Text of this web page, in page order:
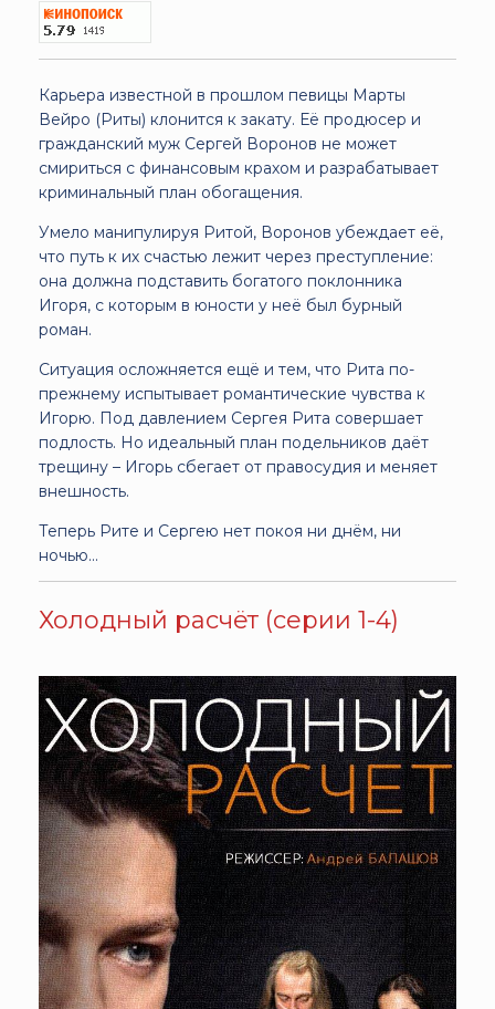
Карьера известной в прошлом певицы Марты
Вейро (Риты) клонится к закату. Её продюсер и
гражданский муж Сергей Воронов не может
смириться с финансовым крахом и разрабатывает
криминальный план обогащения.
Умело манипулируя Ритой, Воронов убеждает её,
что путь к их счастью лежит через преступление:
она должна подставить богатого поклонника
Игоря, с которым в юности у неё был бурный
роман.
Ситуация осложняется ещё и тем, что Рита по-
прежнему испытывает романтические чувства к
Игорю. Под давлением Сергея Рита совершает
подлость. Но идеальный план подельников даёт
трещину – Игорь сбегает от правосудия и меняет
внешность.
Теперь Рите и Сергею нет покоя ни днём, ни
ночью...
Холодный расчёт (серии 1-4)